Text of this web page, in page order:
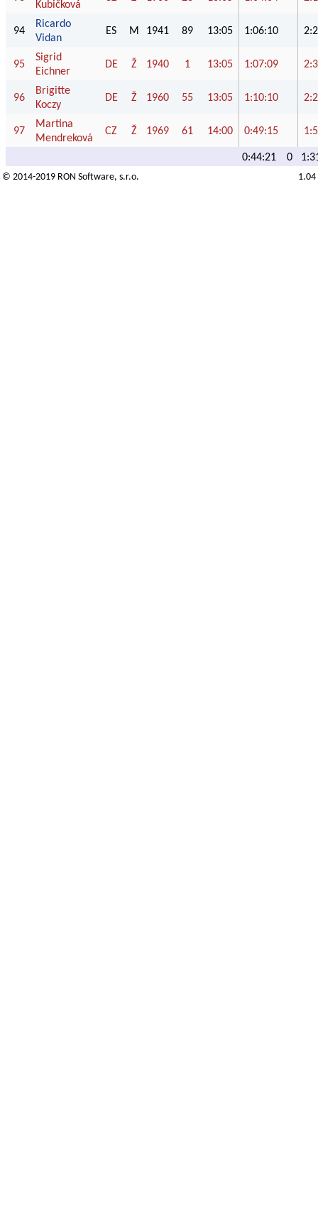
Kubičková
94
Ricardo
Vidan
ES M 1941 89 13:05 1:06:10
95
Sigrid
Eichner
DE Ž 1940 1 13:05 1:07:09
96
Brigitte
Koczy
DE Ž 1960 55 13:05 1:10:10
97
Martina
Mendreková
CZ Ž 1969 61 14:00 0:49:15
0:44:21 0
© 2014-2019 RON Software, s.r.o. 1.04